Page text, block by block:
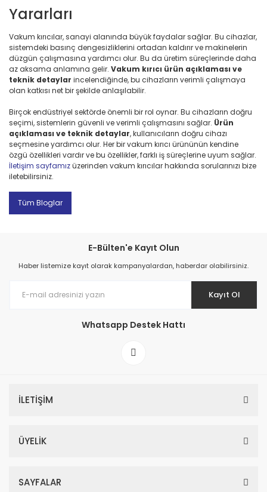
Yararları
Vakum kırıcılar, sanayi alanında büyük faydalar sağlar. Bu cihazlar,
sistemdeki basınç dengesizliklerini ortadan kaldırır ve makinelerin
düzgün çalışmasına yardımcı olur. Bu da üretim süreçlerinde daha
az aksama anlamına gelir. Vakum kırıcı ürün açıklaması ve
teknik detaylar incelendiğinde, bu cihazların verimli çalışmaya
olan katkısı net bir şekilde anlaşılabilir.
Birçok endüstriyel sektörde önemli bir rol oynar. Bu cihazların doğru
seçimi, sistemlerin güvenli ve verimli çalışmasını sağlar. Ürün
açıklaması ve teknik detaylar, kullanıcıların doğru cihazı
seçmesine yardımcı olur. Her bir vakum kırıcı ürününün kendine
özgü özellikleri vardır ve bu özellikler, farklı iş süreçlerine uyum sağlar.
İletişim sayfamızüzerinden vakum kırıcılar hakkında sorularınızı bize
iletebilirsiniz.
Tüm Bloglar
E-Bülten'e Kayıt Olun
Haber listemize kayıt olarak kampanyalardan, haberdar olabilirsiniz.
Kayıt Ol
Whatsapp Destek Hattı
İLETİŞİM
ÜYELİK
SAYFALAR